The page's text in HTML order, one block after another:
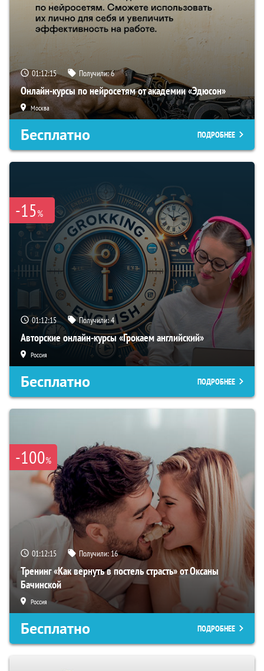
01:12:14 Получили:6
Онлайн-курсы по нейросетям от академии «Эдюсон»
Москва
Бесплатно ПОДРОБНЕЕ
-15%
01:12:14 Получили:4
Авторские онлайн-курсы «Грокаем английский»
Россия
Бесплатно ПОДРОБНЕЕ
-100%
01:12:14 Получили:16
Тренинг «Как вернуть в постель страсть» от Оксаны
Бачинской
Россия
Бесплатно ПОДРОБНЕЕ